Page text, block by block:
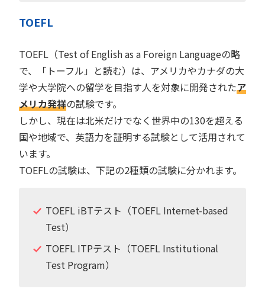
TOEFL
TOEFL（Test of English as a Foreign Languageの略
で、「トーフル」と読む）は、アメリカやカナダの大
学や大学院への留学を目指す人を対象に開発されたア
メリカ発祥の試験です。
しかし、現在は北米だけでなく世界中の130を超える
国や地域で、英語力を証明する試験として活用されて
います。
TOEFLの試験は、下記の2種類の試験に分かれます。
TOEFL iBTテスト（TOEFL Internet-based
Test）
TOEFL ITPテスト（TOEFL Institutional
Test Program）